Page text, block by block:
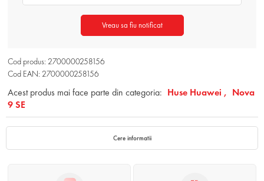
Vreau sa fiu notificat
Cod produs: 2700000258156
Cod EAN: 2700000258156
Acest produs mai face parte din categoria: Huse Huawei , Nova
9 SE
Cere informatii